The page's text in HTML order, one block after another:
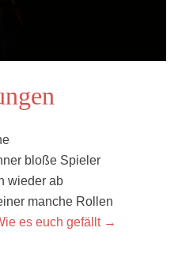
bloße Spieler
wieder ab
manche Rollen
es euch gefällt →